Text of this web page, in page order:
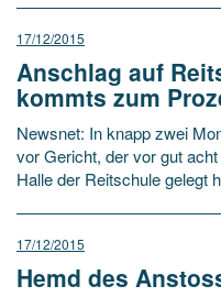
17/12/2015
Anschlag auf
kommts zum
Newsnet: In knapp zwei
vor Gericht, der vor gut
Halle der Reitschule gelegt
17/12/2015
Hemd des